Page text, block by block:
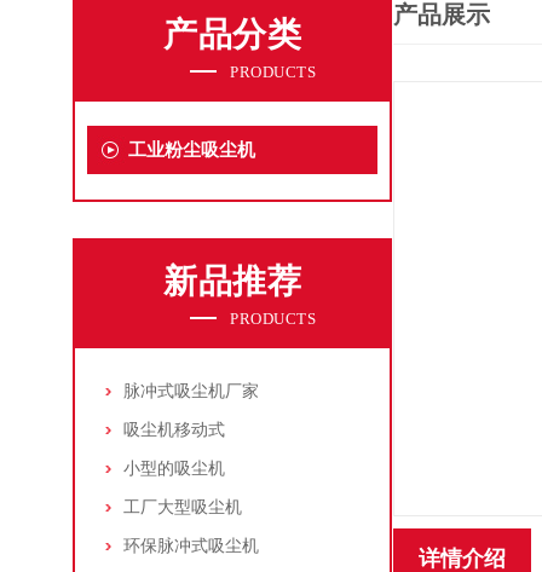
产品分类
PRODUCTS
工业粉尘吸尘机
新品推荐
PRODUCTS
脉冲式吸尘机厂家
吸尘机移动式
小型的吸尘机
工厂大型吸尘机
环保脉冲式吸尘机
产品展示
详情介绍